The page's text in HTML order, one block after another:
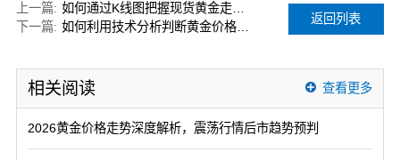
上一篇:
如何通过K线图把握现货黄金走势？
下一篇:
如何利用技术分析判断黄金价格的短期波动？
返回列表
相关阅读 查看更多
2026黄金价格走势深度解析，震荡行情后市趋势预判